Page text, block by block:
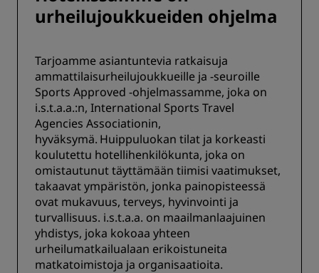
urheilujoukkueiden ohjelma
Tarjoamme asiantuntevia ratkaisuja
ammattilaisurheilujoukkueille ja -seuroille
Sports Approved -ohjelmassamme, joka on
i.s.t.a.a.:n, International Sports Travel
Agencies Associationin,
hyväksymä. Huippuluokan tilat ja korkeasti
koulutettu hotellihenkilökunta, joka on
omistautunut täyttämään tiimisi vaatimukset,
takaavat ympäristön, jonka painopisteessä
ovat mukavuus, terveys, hyvinvointi ja
turvallisuus. i.s.t.a.a. on maailmanlaajuinen
yhdistys, joka kokoaa yhteen
urheilumatkailualaan erikoistuneita
matkatoimistoja ja organisaatioita.